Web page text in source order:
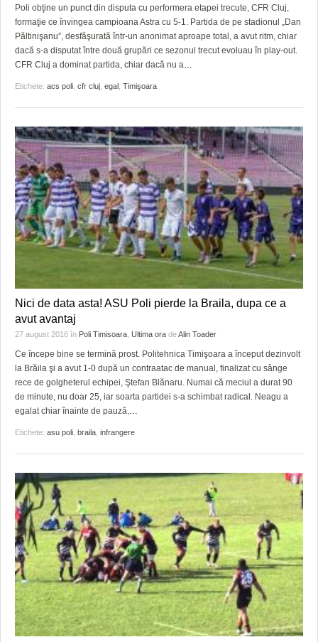
GRĂDINA TAICII DOMNULUI
ZIARISTU’ DE TERASĂ
CU OIŞTEA-N KIERKEGAARD
FINANŢĂRI DE LA A LA Z
CRONICĂ DE FILM
UNDE MERGEM
FILME DOCUMENTARE
CLIPURI VIDEO
ACCIDENTE
ANUNŢURI
INFO SI UTILE
CULTURA
JUSTITIE
FILME DOCUMENTARE
CLIPURI VIDEO
JOCURI ONLINE
HARTA TIMIŞOAREI
LICEE, ŞCOLI ŞI GRĂDINIŢE DIN TIMIŞ
PRIMĂRIILE DIN TIMIŞ
SFATUL MEDICULUI
SFATURI JURIDICE
Poli obţine un punct din disputa cu performera etapei trecute, CFR Cluj,
formaţie ce învingea campioana Astra cu 5-1. Partida de pe stadionul „Dan
Păltinişanu”, desfăşurată într-un anonimat aproape total, a avut ritm, chiar
dacă s-a disputat între două grupări ce sezonul trecut evoluau în play-out.
CFR Cluj a dominat partida, chiar dacă nu a…
Etichete: acs poli cfr cluj egal Timişoara
Nici de data asta! ASU Poli pierde la Braila, dupa ce a
avut avantaj
27 august 2016 în Poli Timisoara Ultima ora deAlin Toader
Ce începe bine se termină prost. Politehnica Timişoara a început dezinvolt
la Brăila şi a avut 1-0 după un contraatac de manual, finalizat cu sânge
rece de golgheterul echipei, Ştefan Blănaru. Numai că meciul a durat 90
de minute, nu doar 25, iar soarta partidei s-a schimbat radical. Neagu a
egalat chiar înainte de pauză,…
Etichete: asu poli braila infrangere